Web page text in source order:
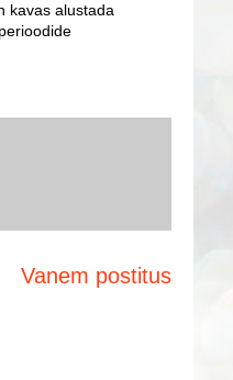
kavas alustada
Vanem postitus